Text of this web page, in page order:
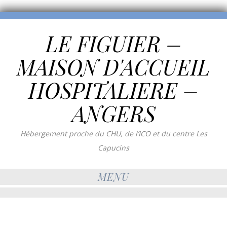
LE FIGUIER –
MAISON D'ACCUEIL
HOSPITALIERE –
ANGERS
Hébergement proche du CHU, de l’ICO et du centre Les
Capucins
MENU